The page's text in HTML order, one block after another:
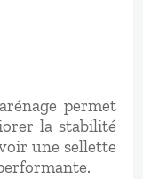
permet
la stabilité
une sellette